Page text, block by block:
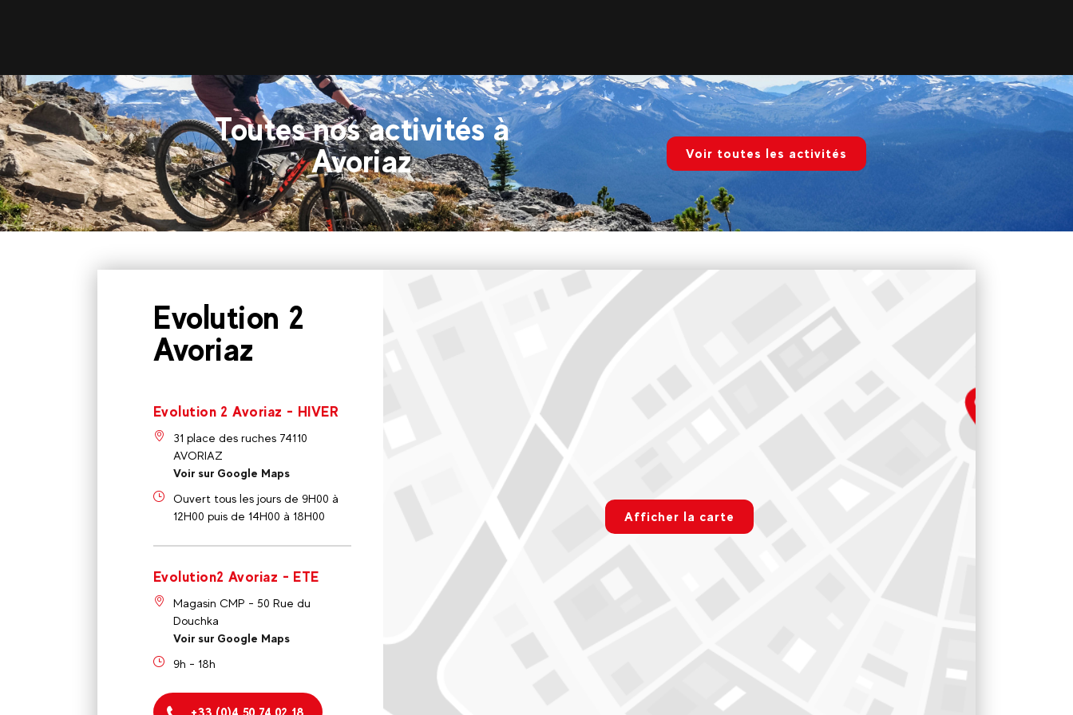
Toutes nos activités à
Avoriaz
Voir toutes les activités
Evolution 2
Avoriaz
Evolution 2 Avoriaz - HIVER
31 place des ruches 74110
AVORIAZ
Voir sur Google Maps
Ouvert tous les jours de 9H00 à
12H00 puis de 14H00 à 18H00
Evolution2 Avoriaz - ETE
Magasin CMP - 50 Rue du
Douchka
Voir sur Google Maps
9h - 18h
Paramétrer
Ouvert tous les jours de 9H00 à 12H00 puis de 14H00 à 18H00
Magasin CMP - 50 Rue du Douchka
Voir sur Google Maps
Afficher la carte